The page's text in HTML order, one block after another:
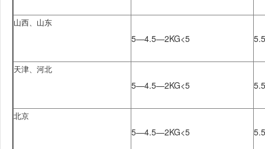
山西、山东
5—4.5—2KG<5
天津、河北
5—4.5—2KG<5
北京
5—4.5—2KG<5